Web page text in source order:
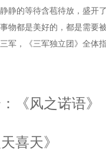
静的等待含苞待放，盛开
物都是美好的，都是需要
军，《三军独立团》全体
上，播种.耕耘.让独立三
《风之诺语》
喜天》